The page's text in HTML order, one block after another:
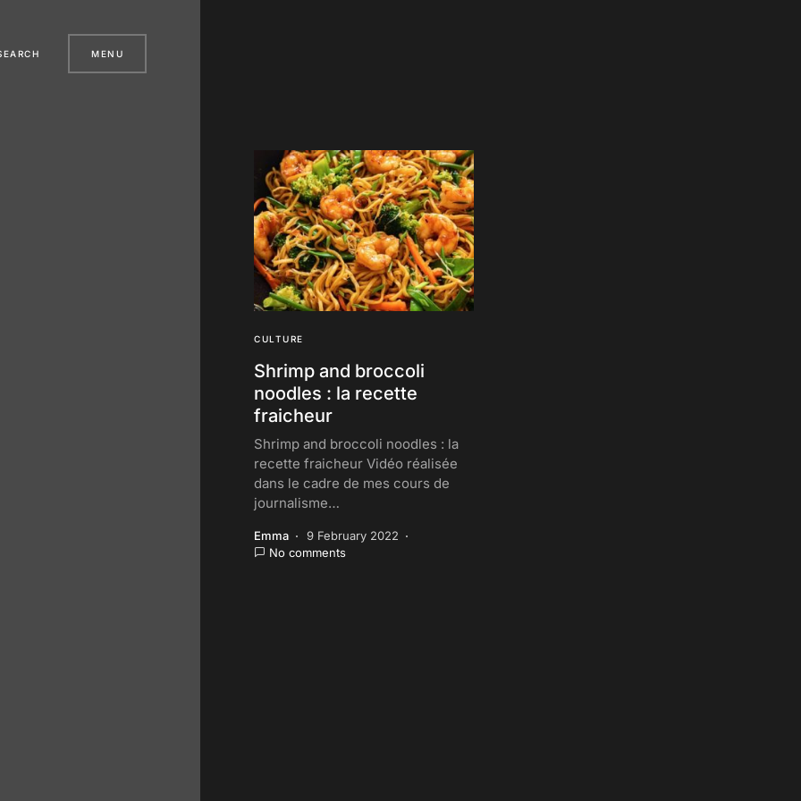
MENU
CULTURE
Shrimp and broccoli
noodles : la recette
fraicheur
Shrimp and broccoli noodles : la
recette fraicheur Vidéo réalisée
dans le cadre de mes cours de
journalisme…
Emma
9 February 2022
No comments